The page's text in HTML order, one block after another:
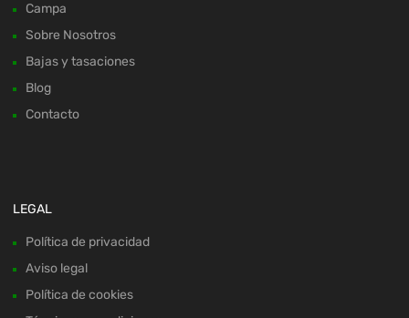
Campa
Sobre Nosotros
Bajas y tasaciones
Blog
Contacto
LEGAL
Política de privacidad
Aviso legal
Política de cookies